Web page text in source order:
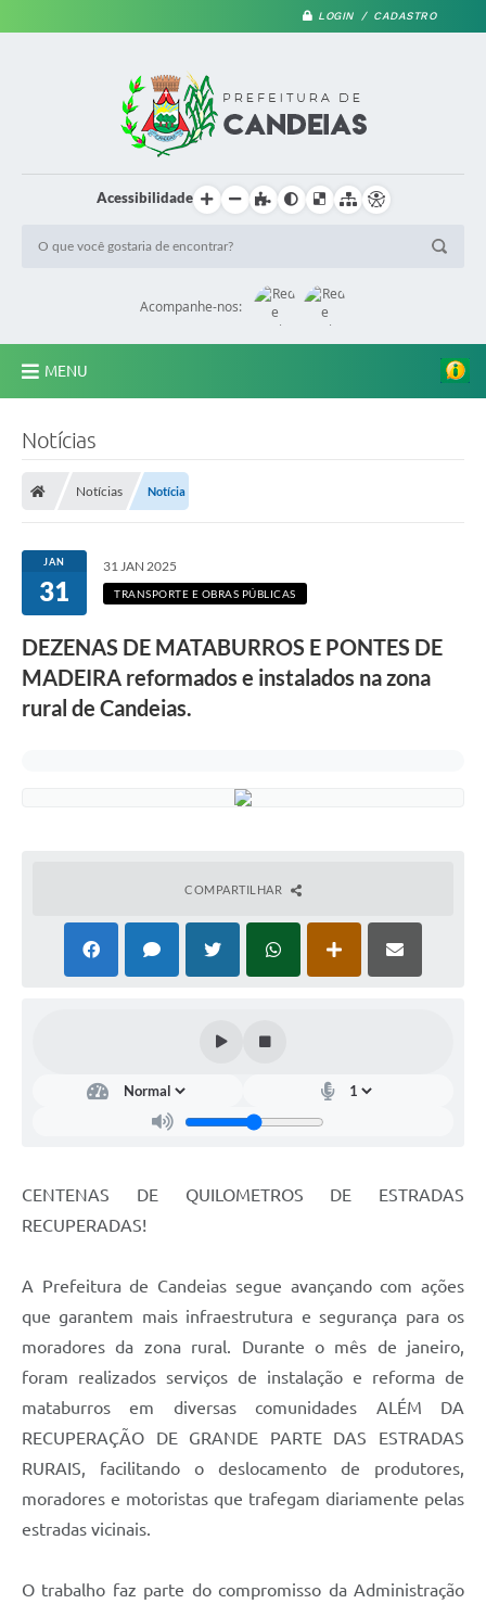
LOGIN / CADASTRO
Acessibilidade
Acompanhe-nos:
MENU
TRANSPARÊNCIA
Contato
Notícias
Iluminação Pública
Portal da Transparência
Creche Municipal
Farmácia Municipal
REMUME
Orientações COVID-19
Contratos
Carta de Serviços
Legislação
Editais
Notícias
Notícias Notícia
JAN
31
31 JAN 2025
TRANSPORTE E OBRAS PÚBLICAS
DEZENAS DE MATABURROS E PONTES DE
MADEIRA reformados e instalados na zona
rural de Candeias.
COMPARTILHAR
CENTENAS DE QUILOMETROS DE ESTRADAS
RECUPERADAS!
A Prefeitura de Candeias segue avançando com ações
que garantem mais infraestrutura e segurança para os
moradores da zona rural. Durante o mês de janeiro,
foram realizados serviços de instalação e reforma de
mataburros em diversas comunidades ALÉM DA
RECUPERAÇÃO DE GRANDE PARTE DAS ESTRADAS
RURAIS, facilitando o deslocamento de produtores,
moradores e motoristas que trafegam diariamente pelas
estradas vicinais.
O trabalho faz parte do compromisso da Administração